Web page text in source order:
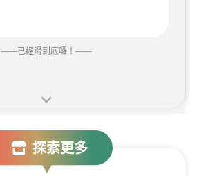
——已經滑到底囉！ ——
探索更多